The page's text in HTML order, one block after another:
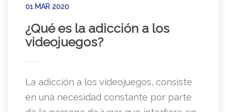
01 MAR 2020
¿Qué es la adicción a los
videojuegos?
La adicción a los videojuegos, consiste
en una necesidad constante por parte